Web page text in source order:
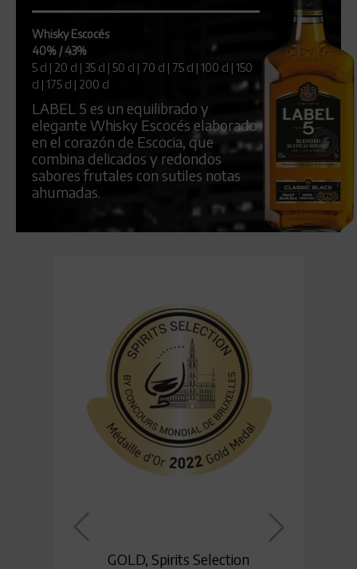
Whisky Escocés
40% / 43%
5 cl | 20 cl | 35 cl | 50 cl | 70 cl | 75 cl | 100 cl | 150
cl | 175 cl | 200 cl
LABEL 5 es un equilibrado y
elegante Whisky Escocés elaborado
en el corazón de Escocia, que
combina delicados y redondos
sabores frutales con sutiles notas
ahumadas.
GOLD, Spirits Selection